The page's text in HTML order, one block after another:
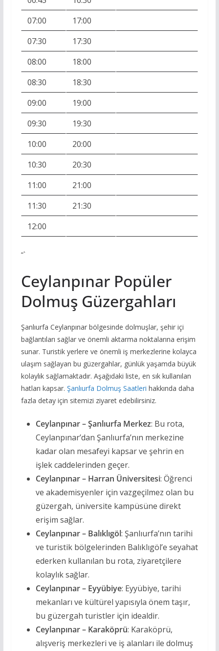
07:00
17:00
07:30
17:30
08:00
18:00
08:30
18:30
09:00
19:00
09:30
19:30
10:00
20:00
10:30
20:30
11:00
21:00
11:30
21:30
12:00
“`
Ceylanpınar Popüler
Dolmuş Güzergahları
Şanlıurfa Ceylanpınar bölgesinde dolmuşlar, şehir içi
bağlantıları sağlar ve önemli aktarma noktalarına erişim
sunar. Turistik yerlere ve önemli iş merkezlerine kolayca
ulaşım sağlayan bu güzergahlar, günlük yaşamda büyük
kolaylık sağlamaktadır. Aşağıdaki liste, en sık kullanılan
hatları kapsar. Şanlıurfa Dolmuş Saatleri hakkında daha
fazla detay için sitemizi ziyaret edebilirsiniz.
Ceylanpınar – Şanlıurfa Merkez: Bu rota,
Ceylanpınar’dan Şanlıurfa’nın merkezine
kadar olan mesafeyi kapsar ve şehrin en
işlek caddelerinden geçer.
Ceylanpınar – Harran Üniversitesi: Öğrenci
ve akademisyenler için vazgeçilmez olan bu
güzergah, üniversite kampüsüne direkt
erişim sağlar.
Ceylanpınar – Balıklıgöl: Şanlıurfa’nın tarihi
ve turistik bölgelerinden Balıklıgöl’e seyahat
ederken kullanılan bu rota, ziyaretçilere
kolaylık sağlar.
Ceylanpınar – Eyyübiye: Eyyübiye, tarihi
mekanları ve kültürel yapısıyla önem taşır,
bu güzergah turistler için idealdir.
Ceylanpınar – Karaköprü: Karaköprü,
alışveriş merkezleri ve iş alanları ile dolmuş